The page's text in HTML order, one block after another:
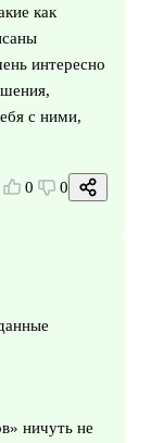
как
интересно
с ними,
0 0
ничуть не